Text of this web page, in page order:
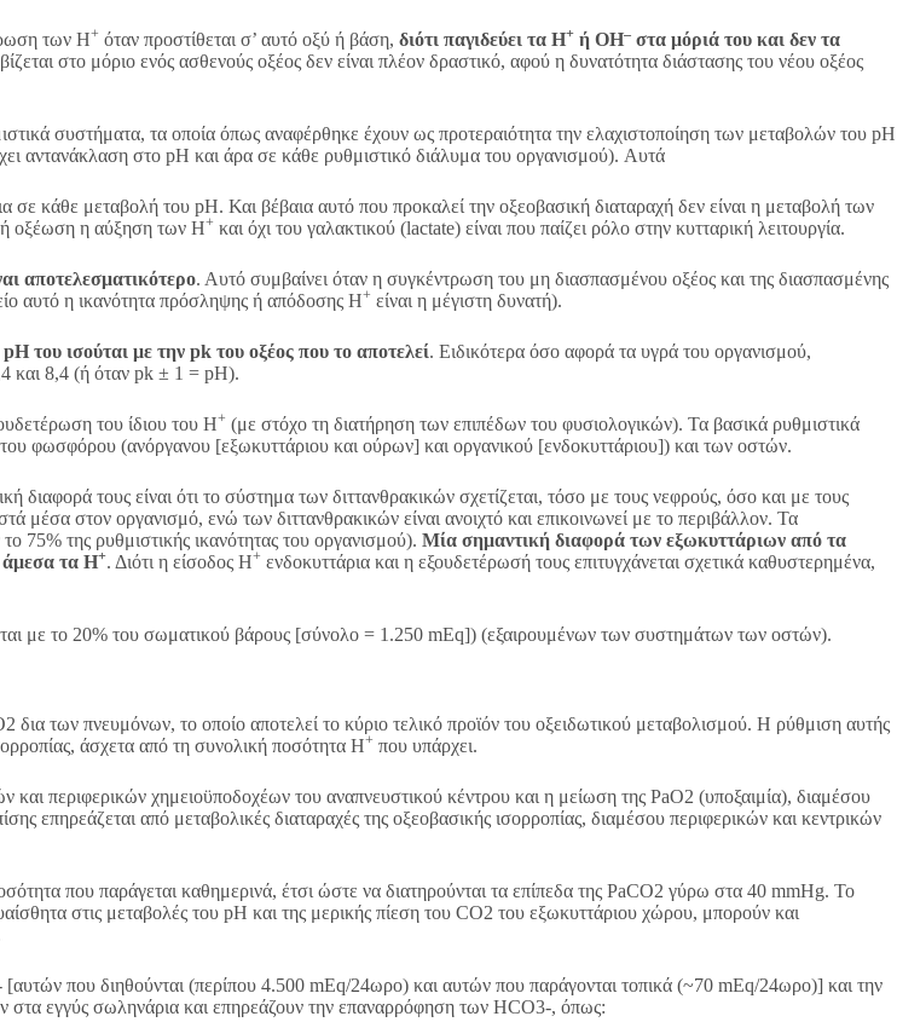
των Η+ όταν προστίθεται σ’ αυτό οξύ ή βάση, διότι παγιδεύει τα Η+ ή ΟΗ– στα μόριά του και δεν τα
στο μόριο ενός ασθενούς οξέος δεν είναι πλέον δραστικό, αφού η δυνατότητα διάστασης του νέου οξέος
συστήματα, τα οποία όπως αναφέρθηκε έχουν ως προτεραιότητα την ελαχιστοποίηση των μεταβολών του pH
αντανάκλαση στο pΗ και άρα σε κάθε ρυθμιστικό διάλυμα του οργανισμού). Αυτά
κάθε μεταβολή του pH. Και βέβαια αυτό που προκαλεί την οξεοβασική διαταραχή δεν είναι η μεταβολή των
οξέωση η αύξηση των Η+ και όχι του γαλακτικού (lactate) είναι που παίζει ρόλο στην κυτταρική λειτουργία.
αποτελεσματικότερο. Αυτό συμβαίνει όταν η συγκέντρωση του μη διασπασμένου οξέος και της διασπασμένης
αυτό η ικανότητα πρόσληψης ή απόδοσης Η+ είναι η μέγιστη δυνατή).
του ισούται με την pk του οξέος που το αποτελεί. Ειδικότερα όσο αφορά τα υγρά του οργανισμού,
και 8,4 (ή όταν pk ± 1 = pH).
του ίδιου του Η+ (με στόχο τη διατήρηση των επιπέδων του φυσιολογικών). Τα βασικά ρυθμιστικά
φωσφόρου (ανόργανου [εξωκυττάριου και ούρων] και οργανικού [ενδοκυττάριου]) και των οστών.
τους είναι ότι το σύστημα των διττανθρακικών σχετίζεται, τόσο με τους νεφρούς, όσο και με τους
στον οργανισμό, ενώ των διττανθρακικών είναι ανοιχτό και επικοινωνεί με το περιβάλλον. Τα
75% της ρυθμιστικής ικανότητας του οργανισμού). Μία σημαντική διαφορά των εξωκυττάριων από τα
άμεσα τα Η+. Διότι η είσοδος Η+ ενδοκυττάρια και η εξουδετέρωσή τους επιτυγχάνεται σχετικά καθυστερημένα,
με το 20% του σωματικού βάρους [σύνολο = 1.250 mEq]) (εξαιρουμένων των συστημάτων των οστών).
των πνευμόνων, το οποίο αποτελεί το κύριο τελικό προϊόν του οξειδωτικού μεταβολισμού. Η ρύθμιση αυτής
άσχετα από τη συνολική ποσότητα H+ που υπάρχει.
και περιφερικών χημειοϋποδοχέων του αναπνευστικού κέντρου και η μείωση της PaO2 (υποξαιμία), διαμέσου
επηρεάζεται από μεταβολικές διαταραχές της οξεοβασικής ισορροπίας, διαμέσου περιφερικών και κεντρικών
που παράγεται καθημερινά, έτσι ώστε να διατηρούνται τα επίπεδα της PaCO2 γύρω στα 40 mmHg. Το
στις μεταβολές του pH και της μερικής πίεση του CO2 του εξωκυττάριου χώρου, μπορούν και
που διηθούνται (περίπου 4.500 mEq/24ωρο) και αυτών που παράγονται τοπικά (~70 mEq/24ωρο)] και την
στα εγγύς σωληνάρια και επηρεάζουν την επαναρρόφηση των HCO3-, όπως: